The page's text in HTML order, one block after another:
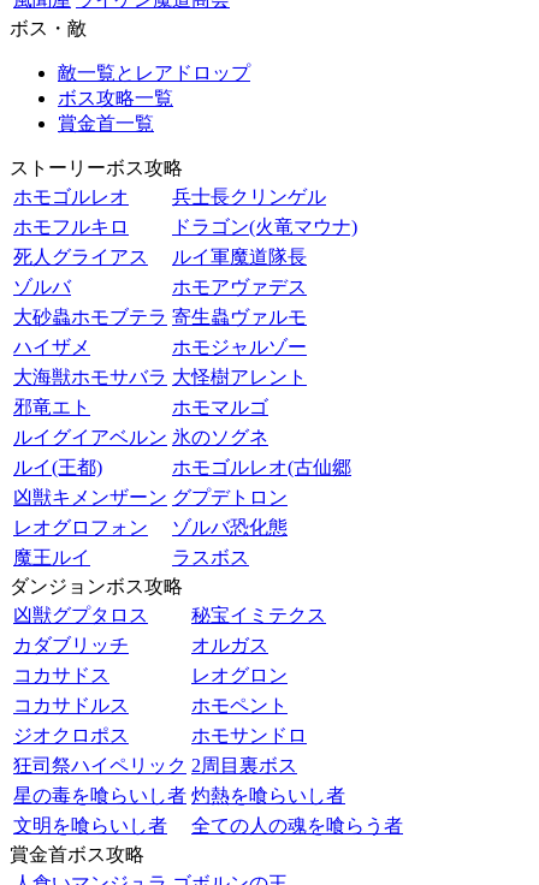
ボス・敵
敵一覧とレアドロップ
ボス攻略一覧
賞金首一覧
ストーリーボス攻略
ホモゴルレオ
兵士長クリンゲル
ホモフルキロ
ドラゴン(火竜マウナ)
死人グライアス
ルイ軍魔道隊長
ゾルバ
ホモアヴァデス
大砂蟲ホモブテラ 寄生蟲ヴァルモ
ハイザメ
ホモジャルゾー
大海獣ホモサバラ 大怪樹アレント
邪竜エト
ホモマルゴ
ルイグイアベルン 氷のソグネ
ルイ(王都)
ホモゴルレオ(古仙郷
凶獣キメンザーン グプデトロン
レオグロフォン
ゾルバ恐化態
魔王ルイ
ラスボス
ダンジョンボス攻略
凶獣グプタロス
秘宝イミテクス
カダブリッチ
オルガス
コカサドス
レオグロン
コカサドルス
ホモペント
ジオクロポス
ホモサンドロ
狂司祭ハイペリック 2周目裏ボス
星の毒を喰らいし者 灼熱を喰らいし者
文明を喰らいし者
全ての人の魂を喰らう者
賞金首ボス攻略